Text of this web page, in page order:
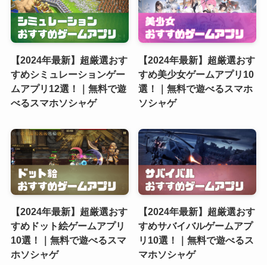
【2024年最新】超厳選おす
すめシミュレーションゲー
ムアプリ12選！｜無料で遊
べるスマホソシャゲ
【2024年最新】超厳選おす
すめ美少女ゲームアプリ10
選！｜無料で遊べるスマホ
ソシャゲ
【2024年最新】超厳選おす
すめドット絵ゲームアプリ
10選！｜無料で遊べるスマ
ホソシャゲ
【2024年最新】超厳選おす
すめサバイバルゲームアプ
リ10選！｜無料で遊べるス
マホソシャゲ